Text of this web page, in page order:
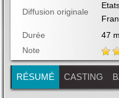
Diffusion originale
Durée
47
Note
RÉSUMÉ CASTING